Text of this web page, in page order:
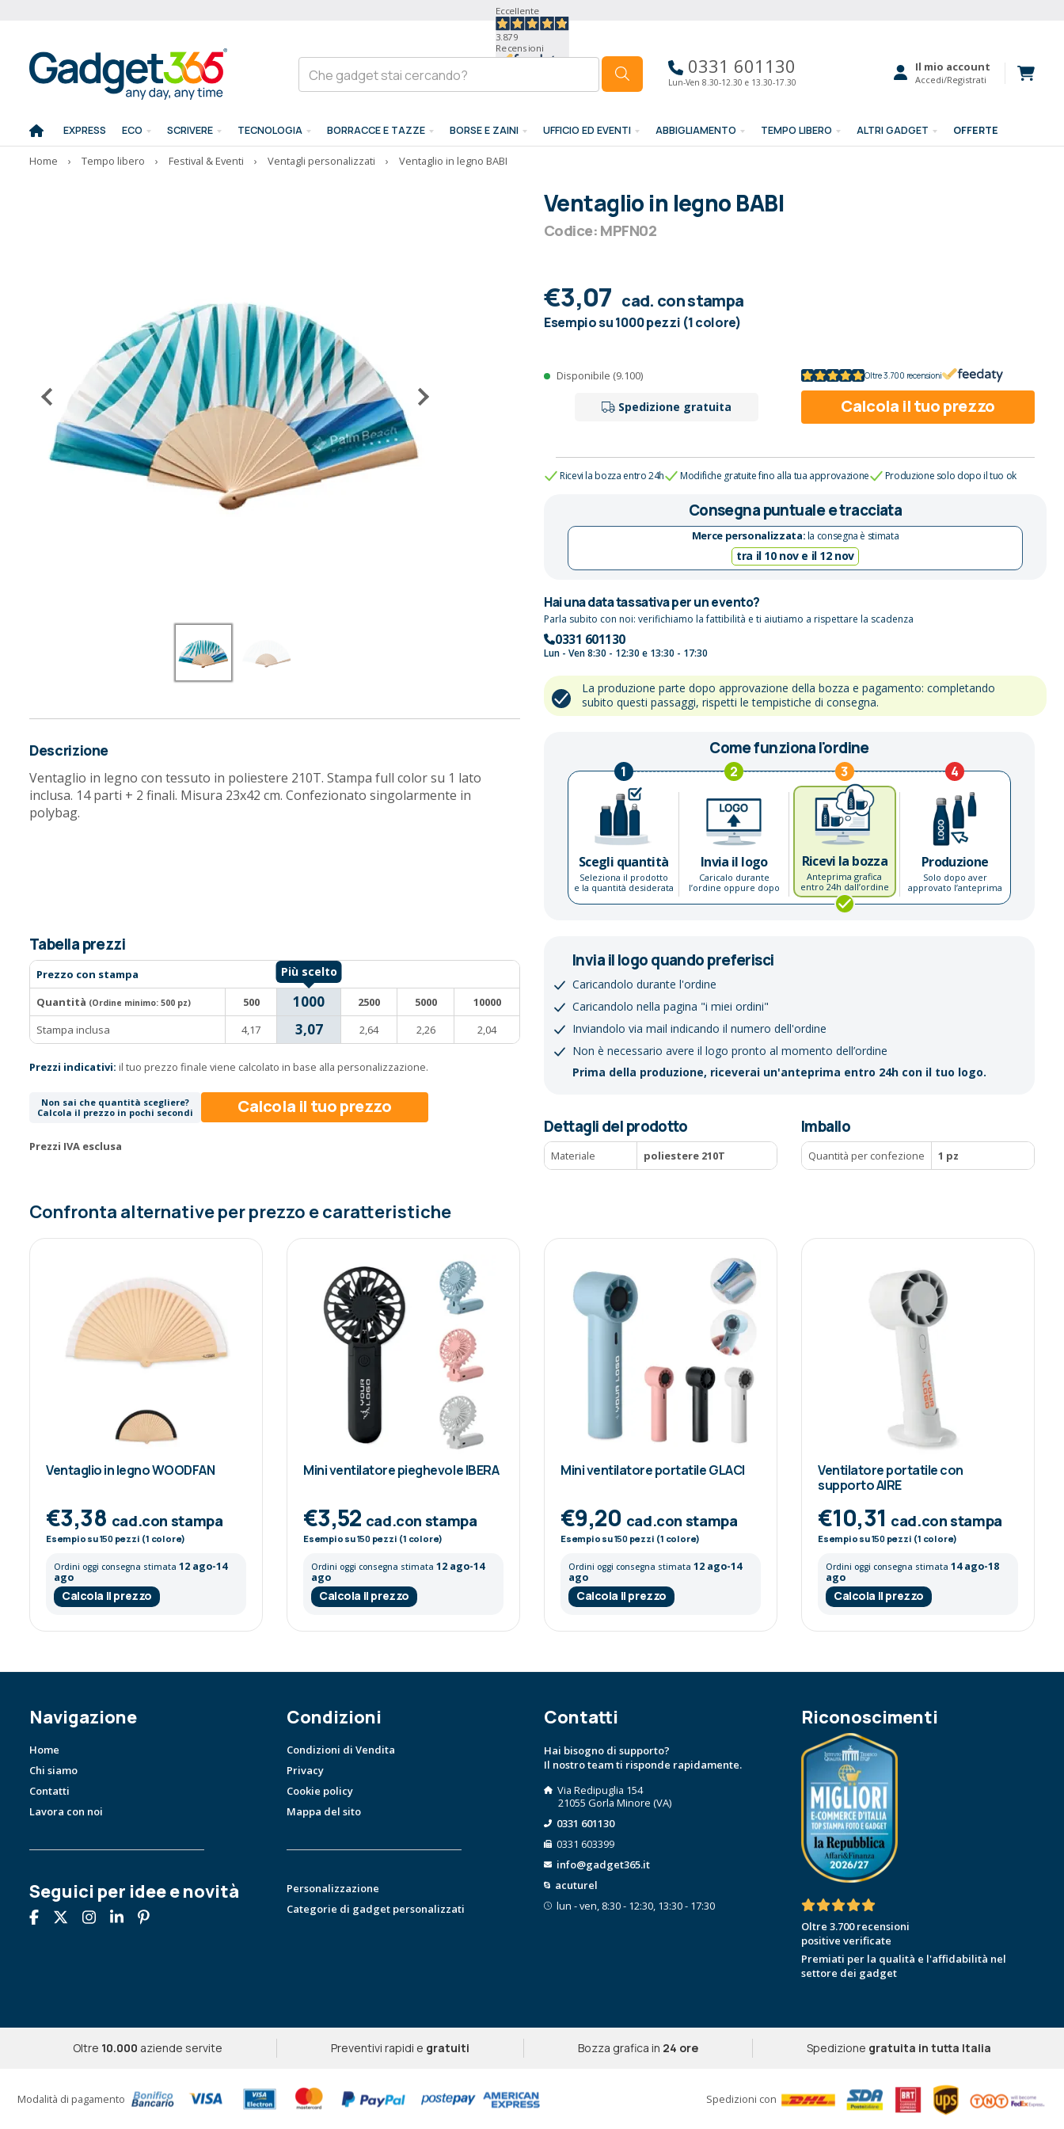
Eccellente
3.879
Recensioni
0331 601130
Lun-Ven 8.30-12.30 e 13.30-17.30
Il mio account
Accedi/Registrati
EXPRESS ECO SCRIVERE TECNOLOGIA BORRACCE E TAZZE BORSE E ZAINI UFFICIO ED EVENTI ABBIGLIAMENTO TEMPO LIBERO ALTRI GADGET OFFERTE
Home › Tempo libero › Festival & Eventi › Ventagli personalizzati › Ventaglio in legno BABI
Descrizione
Ventaglio in legno con tessuto in poliestere 210T. Stampa full color su 1 lato
inclusa. 14 parti + 2 finali. Misura 23x42 cm. Confezionato singolarmente in
polybag.
Ventaglio in legno BABI
Codice: MPFN02
€3,07 cad. con stampa
Esempio su 1000 pezzi (1 colore)
Disponibile (9.100)
Spedizione gratuita
Oltre 3.700 recensioni
Calcola il tuo prezzo
Ricevi la bozza entro 24h Modifiche gratuite fino alla tua approvazione Produzione solo dopo il tuo ok
Consegna puntuale e tracciata
Merce personalizzata:la consegna è stimata
tra il 10 nov e il 12 nov
Hai una data tassativa per un evento?
Parla subito con noi: verifichiamo la fattibilità e ti aiutiamo a rispettare la scadenza
0331 601130
Lun - Ven 8:30 - 12:30 e 13:30 - 17:30
La produzione parte dopo approvazione della bozza e pagamento: completando
subito questi passaggi, rispetti le tempistiche di consegna.
Come funziona l'ordine
1
Scegli quantità
Seleziona il prodotto
e la quantità desiderata
2
Invia il logo
Caricalo durante
l’ordine oppure dopo
3
Ricevi la bozza
Anteprima grafica
entro 24h dall’ordine
4
Produzione
Solo dopo aver
approvato l’anteprima
Tabella prezzi
Prezzo con stampa
Quantità (Ordine minimo: 500 pz) 500 1000 2500 5000
10000
Stampa inclusa
4,17 3,07 2,64 2,26 2,04
Prezzi indicativi: il tuo prezzo finale viene calcolato in base alla personalizzazione.
Non sai che quantità scegliere?
Calcola il prezzo in pochi secondi
Calcola il tuo prezzo
Prezzi IVA esclusa
Invia il logo quando preferisci
Caricandolo durante l'ordine
Caricandolo nella pagina "i miei ordini"
Inviandolo via mail indicando il numero dell'ordine
Non è necessario avere il logo pronto al momento dell’ordine
Prima della produzione, riceverai un'anteprima entro 24h con il tuo logo.
Dettagli del prodotto
Materiale poliestere 210T
Imballo
Quantità per confezione 1 pz
Confronta alternative per prezzo e caratteristiche
Ventaglio in legno WOODFAN
€3,38 cad.con stampa
Esempio su150pezzi (1 colore)
Ordini oggi consegna stimata 12 ago-14
ago
Calcola il prezzo
Mini ventilatore pieghevole IBERA
€3,52 cad.con stampa
Esempio su150pezzi (1 colore)
Ordini oggi consegna stimata 12 ago-14
ago
Calcola il prezzo
Mini ventilatore portatile GLACI
€9,20 cad.con stampa
Esempio su150pezzi (1 colore)
Ordini oggi consegna stimata 12 ago-14
ago
Calcola il prezzo
Ventilatore portatile con
supporto AIRE
€10,31 cad.con stampa
Esempio su150pezzi (1 colore)
Ordini oggi consegna stimata 14 ago-18
ago
Calcola il prezzo
Navigazione
Home
Chi siamo
Contatti
Lavora con noi
Seguici per idee e novità
Condizioni
Condizioni di Vendita
Privacy
Cookie policy
Mappa del sito
Personalizzazione
Categorie di gadget personalizzati
Contatti
Hai bisogno di supporto?
Il nostro team ti risponde rapidamente.
Via Redipuglia 154
21055 Gorla Minore (VA)
0331 601130
0331 603399
info@gadget365.it
acuturel
lun - ven, 8:30 - 12:30, 13:30 - 17:30
Riconoscimenti
Oltre 3.700 recensioni
positive verificate
Premiati per la qualità e l'affidabilità nel
settore dei gadget
Oltre 10.000 aziende servite Preventivi rapidi e gratuiti Bozza grafica in 24 ore Spedizione gratuita in tutta Italia
Modalità di pagamento Spedizioni con